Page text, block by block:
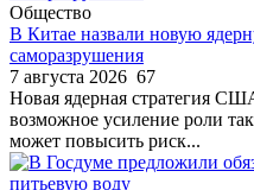
Общество
В Китае назвали новую
саморазрушения
7 августа 2026 67
Новая ядерная стратегия
возможное усиление роли
может повысить риск...